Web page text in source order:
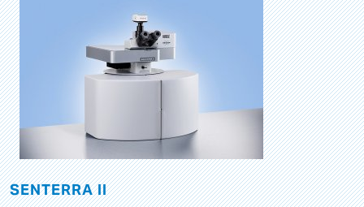
SENTERRA II